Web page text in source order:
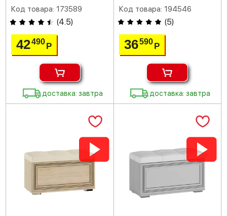
Код товара: 173589
(4.5)
42490Р
доставка: завтра
Код товара: 194546
(5)
36590 Р
доставка: завтра